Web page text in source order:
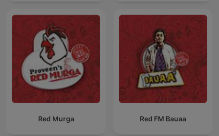
Red Murga Red FM Bauaa